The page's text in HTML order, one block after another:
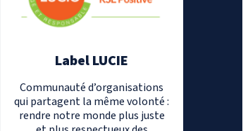
Label LUCIE
Communauté d’organisations
qui partagent la même volonté :
rendre notre monde plus juste